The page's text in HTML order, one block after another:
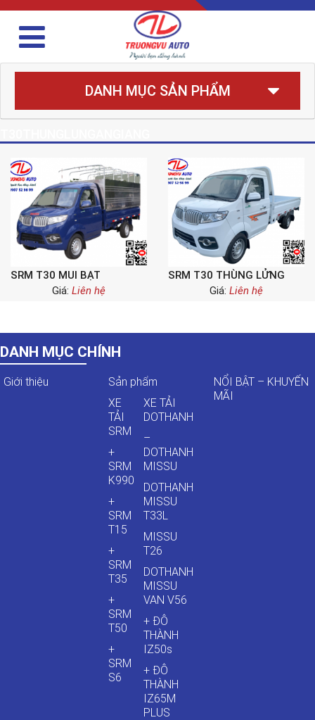
DANH MỤC SẢN PHẨM
SRM T30 MUI BẠT
Giá: Liên hệ
SRM T30 THÙNG LỬNG
Giá: Liên hệ
DANH MỤC CHÍNH
Giới thiệu
Sản phẩm
XE
TẢI
SRM
+
SRM
K990
+
SRM
T15
+
SRM
T35
+
SRM
T50
+
SRM
S6
XE TẢI
DOTHANH
–
DOTHANH
MISSU
DOTHANH
MISSU
T33L
MISSU
T26
DOTHANH
MISSU
VAN V56
+ ĐÔ
THÀNH
IZ50s
+ ĐÔ
THÀNH
IZ65M
PLUS
NỔI BẬT – KHUYẾN
MÃI